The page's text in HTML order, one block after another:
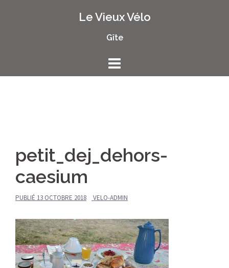
Le Vieux Vélo
Gîte
petit_dej_dehors-
caesium
PUBLIÉ 13 OCTOBRE 2018 VELO-ADMIN